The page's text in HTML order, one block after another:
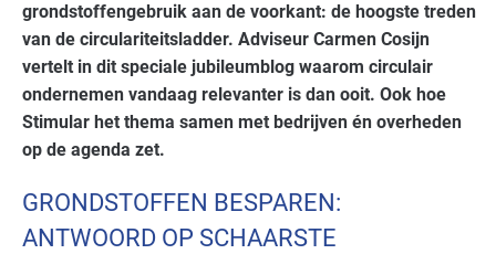
grondstoffengebruik aan de voorkant: de hoogste treden
van de circulariteitsladder. Adviseur Carmen Cosijn
vertelt in dit speciale jubileumblog waarom circulair
ondernemen vandaag relevanter is dan ooit. Ook hoe
Stimular het thema samen met bedrijven én overheden
op de agenda zet.
GRONDSTOFFEN BESPAREN:
ANTWOORD OP SCHAARSTE